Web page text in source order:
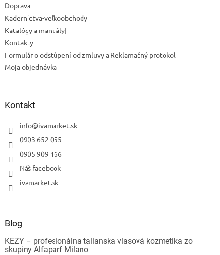
Doprava
Kaderníctva-veľkoobchody
Katalógy a manuály|
Kontakty
Formulár o odstúpení od zmluvy a Reklamačný protokol
Moja objednávka
Kontakt
info@ivamarket.sk
0903 652 055
0905 909 166
Náš facebook
ivamarket.sk
Blog
KEZY – profesionálna talianska vlasová kozmetika zo
skupiny Alfaparf Milano